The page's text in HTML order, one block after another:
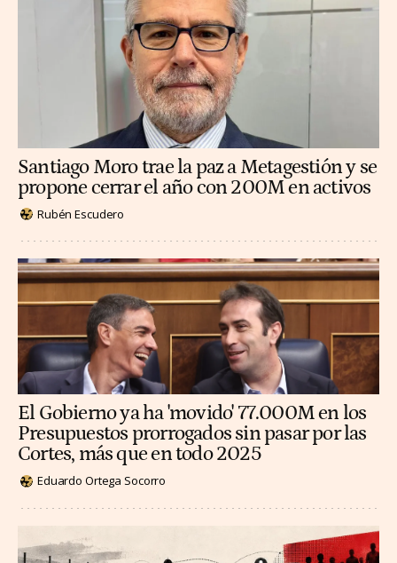
Santiago Moro trae la paz a Metagestión y se
propone cerrar el año con 200M en activos
Rubén Escudero
El Gobierno ya ha 'movido' 77.000M en los
Presupuestos prorrogados sin pasar por las
Cortes, más que en todo 2025
Eduardo Ortega Socorro